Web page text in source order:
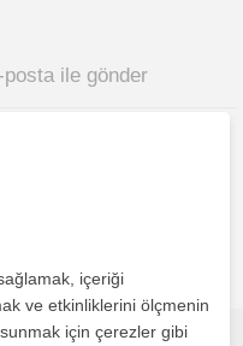
ile gönder
içeriği
ve etkinliklerini ölçmenin
için çerezler gibi